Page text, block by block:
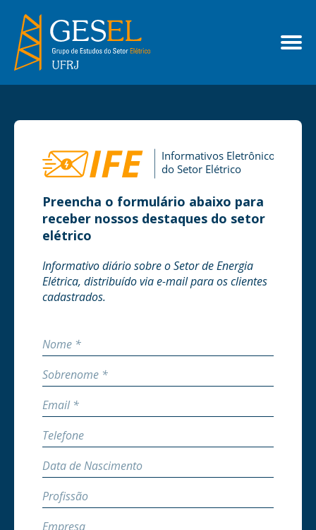
Preencha o formulário abaixo para
receber nossos destaques do setor
elétrico
Informativo diário sobre o Setor de Energia
Elétrica, distribuído via e-mail para os clientes
cadastrados.